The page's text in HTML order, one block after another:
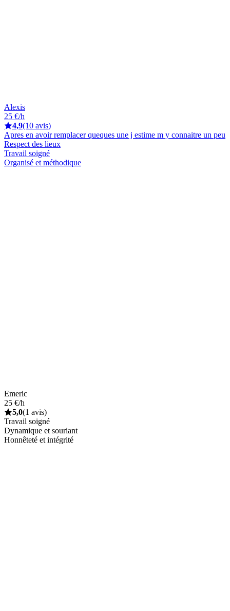
Alexis
25 €/h
4,9(10 avis)
Apres en avoir remplacer queques une j estime m y connaitre un peu
Respect des lieux
Travail soigné
Organisé et méthodique
Emeric
25 €/h
5,0(1 avis)
Travail soigné
Dynamique et souriant
Honnêteté et intégrité